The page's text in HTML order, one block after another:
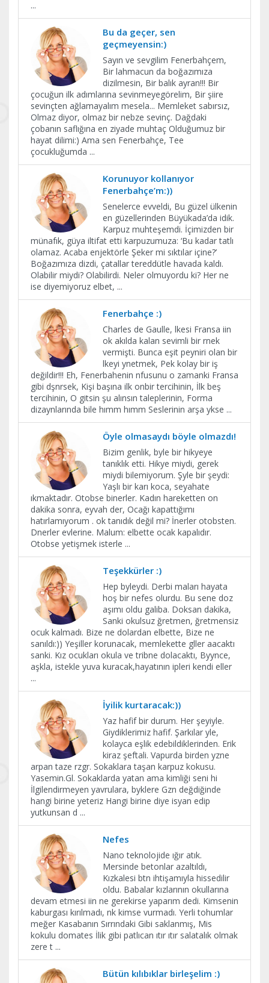
...
Bu da geçer, sen
geçmeyensin:)
Sayın ve sevgilim Fenerbahçem,
Bir lahmacun da boğazımıza
dizilmesin, Bir balık ayran!!! Bir
çocuğun ilk adımlarına sevinmeyegörelim, Bir şiire
sevinçten ağlamayalım mesela... Memleket sabırsız,
Olmaz diyor, olmaz bir nebze sevinç. Dağdaki
çobanın saflığına en ziyade muhtaç Olduğumuz bir
hayat dilimi:) Ama sen Fenerbahçe, Tee
çocukluğumda ...
Korunuyor kollanıyor
Fenerbahçe’m:))
Senelerce evveldi, Bu güzel ülkenin
en güzellerinden Büyükada’da idik.
Karpuz muhteşemdi. İçimizden bir
münafık, güya iltifat etti karpuzumuza: ‘Bu kadar tatlı
olamaz. Acaba enjektörle Şeker mi sıktılar içine?’
Boğazımıza dizdi, çatallar tereddütle havada kaldı.
Olabilir miydi? Olabilirdi. Neler olmuyordu ki? Her ne
ise diyemiyoruz elbet, ...
Fenerbahçe :)
Charles de Gaulle, lkesi Fransa iin
ok akılda kalan sevimli bir rnek
vermişti. Bunca eşit peyniri olan bir
lkeyi ynetmek, Pek kolay bir iş
değildir!!! Eh, Fenerbahenin nfusunu o zamanki Fransa
gibi dşnrsek, Kişi başına ilk onbir tercihinin, İlk beş
tercihinin, O gitsin şu alınsın taleplerinin, Forma
dizaynlarında bile hımm hımm Seslerinin arşa ykse ...
Öyle olmasaydı böyle olmazdı!
Bizim genlik, byle bir hikyeye
tanıklık etti. Hikye miydi, gerek
miydi bilemiyorum. Şyle bir şeydi:
Yaşlı bir karı koca, seyahate
ıkmaktadır. Otobse binerler. Kadın hareketten on
dakika sonra, eyvah der, Ocağı kapattığımı
hatırlamıyorum . ok tanıdık değil mi? İnerler otobsten.
Dnerler evlerine. Malum: elbette ocak kapalıdır.
Otobse yetişmek isterle ...
Teşekkürler :)
Hep byleydi. Derbi maları hayata
hoş bir nefes olurdu. Bu sene doz
aşımı oldu galiba. Doksan dakika,
Sanki okulsuz ğretmen, ğretmensiz
ocuk kalmadı. Bize ne dolardan elbette, Bize ne
sanıldı:)) Yeşiller korunacak, memlekette gller aacaktı
sanki. Kız ocukları okula ve tribne dolacaktı, Byynce,
aşkla, istekle yuva kuracak,hayatının ipleri kendi eller
...
İyilik kurtaracak:))
Yaz hafif bir durum. Her şeyiyle.
Giydiklerimiz hafif. Şarkılar yle,
kolayca eşlik edebildiklerinden. Erik
kiraz şeftali. Vapurda birden yzne
arpan taze rzgr. Sokaklara taşan karpuz kokusu.
Yasemin.Gl. Sokaklarda yatan ama kimliği seni hi
İlgilendirmeyen yavrulara, byklere Gzn değdiğinde
hangi birine yeteriz Hangi birine diye isyan edip
yutkunsan d ...
Nefes
Nano teknolojide ığır atık.
Mersinde betonlar azaltıldı,
Kızkalesi btn ihtişamıyla hissedilir
oldu. Babalar kızlarının okullarına
devam etmesi iin ne gerekirse yaparım dedi. Kimsenin
kaburgası kırılmadı, nk kimse vurmadı. Yerli tohumlar
meğer Kasabanın Sırrındaki Gibi saklanmış, Mis
kokulu domates İlik gibi patlıcan ıtır ıtır salatalık olmak
zere t ...
Bütün kılıbıklar birleşelim :)